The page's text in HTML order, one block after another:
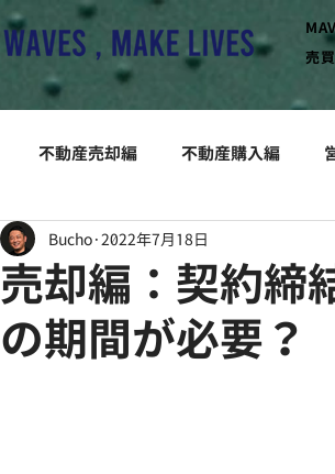
売
不動産売却編 不動産購入編
売却編：契約締
の期間が必要？
Bucho 2022年7月18日